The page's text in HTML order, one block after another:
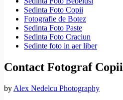
Sedinta Foto Copii
Fotografie de Botez
Sedinta Foto Paste
Sedinta Foto Craciun
Sedinte foto in aer liber
Contact Fotograf Copii
by Alex Nedelcu Photography